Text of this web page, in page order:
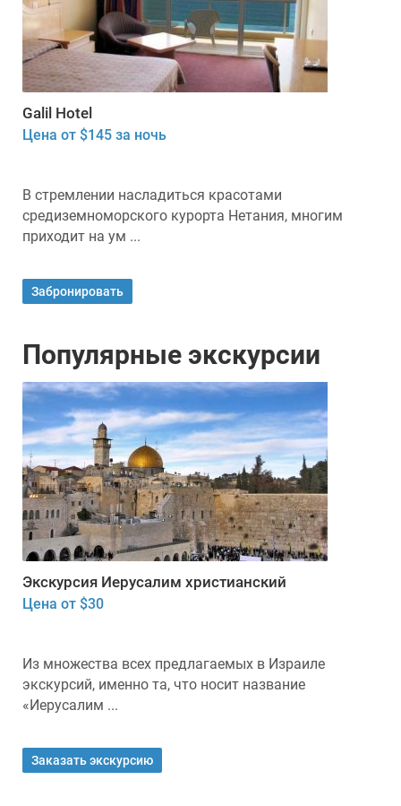
Galil Hotel
Цена от $145 за ночь
В стремлении насладиться красотами
средиземноморского курорта Нетания, многим
приходит на ум ...
Забронировать
Популярные экскурсии
Экскурсия Иерусалим христианский
Цена от $30
Из множества всех предлагаемых в Израиле
экскурсий, именно та, что носит название
«Иерусалим ...
Заказать экскурсию